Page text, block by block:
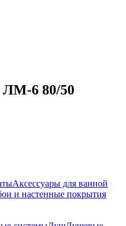
ЛМ-6 80/50
Аксессуары для ванной
и настенные покрытия